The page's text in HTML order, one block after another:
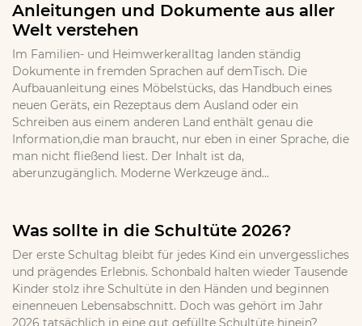
Anleitungen und Dokumente aus aller
Welt verstehen
Im Familien- und Heimwerkeralltag landen ständig
Dokumente in fremden Sprachen auf demTisch. Die
Aufbauanleitung eines Möbelstücks, das Handbuch eines
neuen Geräts, ein Rezeptaus dem Ausland oder ein
Schreiben aus einem anderen Land enthält genau die
Information,die man braucht, nur eben in einer Sprache, die
man nicht fließend liest. Der Inhalt ist da,
aberunzugänglich. Moderne Werkzeuge änd...
Was sollte in die Schultüte 2026?
Der erste Schultag bleibt für jedes Kind ein unvergessliches
und prägendes Erlebnis. Schonbald halten wieder Tausende
Kinder stolz ihre Schultüte in den Händen und beginnen
einenneuen Lebensabschnitt. Doch was gehört im Jahr
2026 tatsächlich in eine gut gefüllte Schultüte hinein?